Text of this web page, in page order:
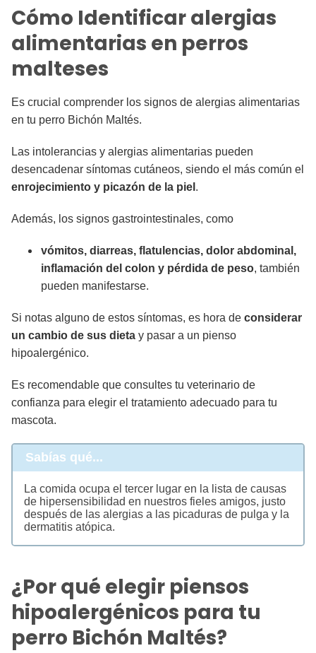
Cómo Identificar alergias
alimentarias en perros
malteses
Es crucial comprender los signos de alergias alimentarias
en tu perro Bichón Maltés.
Las intolerancias y alergias alimentarias pueden
desencadenar síntomas cutáneos, siendo el más común el
enrojecimiento y picazón de la piel .
Además, los signos gastrointestinales, como
vómitos, diarreas, flatulencias, dolor abdominal,
inflamación del colon y pérdida de peso, también
pueden manifestarse.
Si notas alguno de estos síntomas, es hora de considerar
un cambio de sus dieta y pasar a un pienso
hipoalergénico.
Es recomendable que consultes tu veterinario de
confianza para elegir el tratamiento adecuado para tu
mascota.
Sabías qué...
La comida ocupa el tercer lugar en la lista de causas
de hipersensibilidad en nuestros fieles amigos, justo
después de las alergias a las picaduras de pulga y la
dermatitis atópica.
¿Por qué elegir piensos
hipoalergénicos para tu
perro Bichón Maltés?